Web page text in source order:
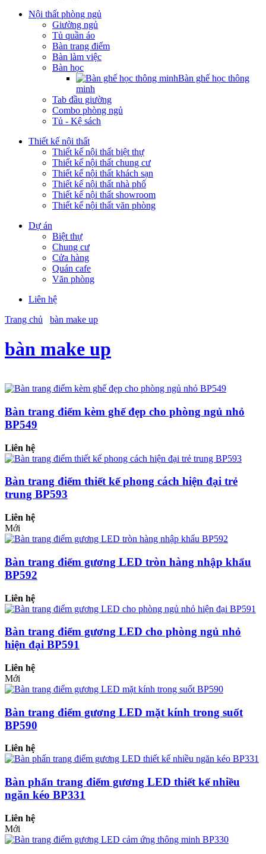
Nội thất phòng ngủ
Giường ngủ
Tủ quần áo
Bàn trang điểm
Bàn làm việc
Bàn học
Bàn ghế học thông
minh
Tab đầu giường
Combo phòng ngủ
Tủ - Kệ sách
Thiết kế nội thất
Thiết kế nội thất biệt thự
Thiết kế nội thất chung cư
Thiết kế nội thất khách sạn
Thiết kế nội thất nhà phố
Thiết kế nội thất showroom
Thiết kế nội thất văn phòng
Dự án
Biệt thự
Chung cư
Cửa hàng
Quán cafe
Văn phòng
Liên hệ
Trang chủ
bàn make up
bàn make up
Bàn trang điểm kèm ghế đẹp cho phòng ngủ nhỏ
BP549
Liên hệ
Bàn trang điểm thiết kế phong cách hiện đại trẻ
trung BP593
Liên hệ
Mới
Bàn trang điểm gương LED tròn hàng nhập khẩu
BP592
Liên hệ
Bàn trang điểm gương LED cho phòng ngủ nhỏ
hiện đại BP591
Liên hệ
Mới
Bàn trang điểm gương LED mặt kính trong suốt
BP590
Liên hệ
Bàn phấn trang điểm gương LED thiết kế nhiều
ngăn kéo BP331
Liên hệ
Mới